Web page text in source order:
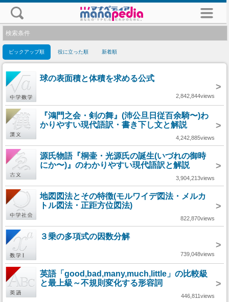
検索条件
ピックアップ順 役に立った順 新着順
球の表面積と体積を求める公式
>
2,842,844views
『鴻門之会・剣の舞』(沛公旦日従百余騎〜)わ
かりやすい現代語訳・書き下し文と解説
>
4,242,885views
源氏物語『桐壷・光源氏の誕生(いづれの御時
にか〜)』のわかりやすい現代語訳と解説
>
3,904,213views
地図図法とその特徴(モルワイデ図法・メルカ
トル図法・正距方位図法)
>
822,870views
３乗の多項式の因数分解
>
739,048views
英語「good,bad,many,much,little」の比較級
と最上級～不規則変化する形容詞
>
446,811views